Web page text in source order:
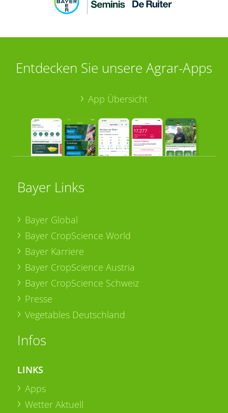
Entdecken Sie unsere Agrar-Apps
App Übersicht
Bayer Links
Bayer Global
Bayer CropScience World
Bayer Karriere
Bayer CropScience Austria
Bayer CropScience Schweiz
Presse
Vegetables Deutschland
Infos
LINKS
Apps
Wetter Aktuell